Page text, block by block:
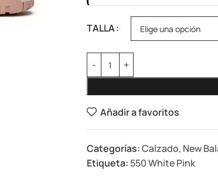
TALLA
Añadir a favoritos
Categorías:Calzado, New
Etiqueta: 550 White Pink